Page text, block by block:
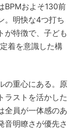
BPMおよそ130前
。明快な4つ打ち
が特徴で、子ども
着を意識した構
の重心にある。原
ラストを活かした
全員が一体感のあ
音明瞭さが優先さ